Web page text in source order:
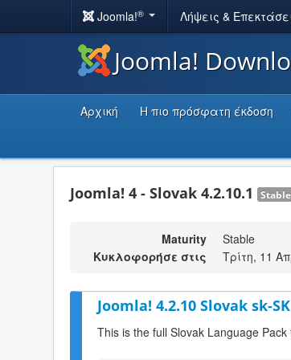
Joomla!® Λήψεις &
Joomla!
Αρχική Η πιο πρόσφατη έκδοση
Joomla! 4 - Slovak 4.2.10.1 Stable
Maturity
Stable
Κυκλοφορήσε στις
Τρίτη, 11
Joomla! 4.2.10 Slovak sk-
This is the full Slovak Language